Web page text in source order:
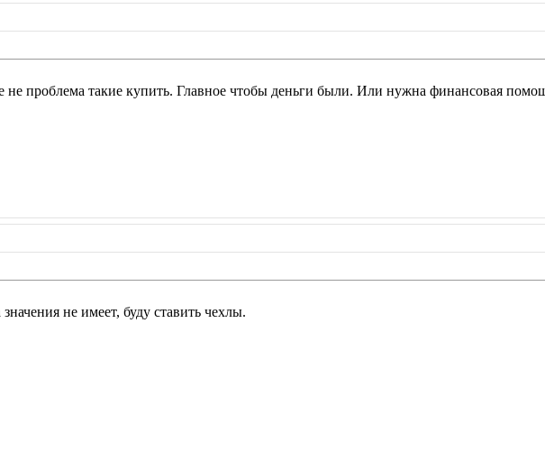
не проблема такие купить. Главное чтобы деньги были. Или нужна финансовая
не имеет, буду ставить чехлы.